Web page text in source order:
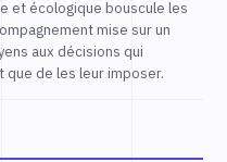
et écologique bouscule les
mise sur un
aux décisions qui
de les leur imposer.